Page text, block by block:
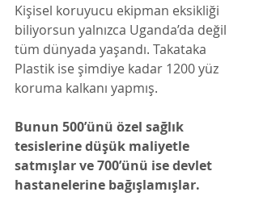
Kişisel koruyucu ekipman eksikliği
biliyorsun yalnızca Uganda’da değil
tüm dünyada yaşandı. Takataka
Plastik ise şimdiye kadar 1200 yüz
koruma kalkanı yapmış.
Bunun 500’ünü özel sağlık
tesislerine düşük maliyetle
satmışlar ve 700’ünü ise devlet
hastanelerine bağışlamışlar.